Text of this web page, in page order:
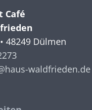
Café
48249 Dülmen
waldfrieden.de